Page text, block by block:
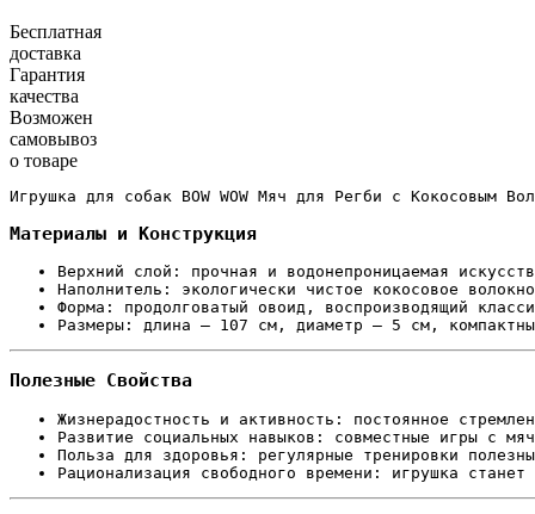
Бесплатная
доставка
Гарантия
качества
Возможен
самовывоз
о товаре
Игрушка для собак BOW WOW Мяч для Регби с Кокосовым
Материалы и Конструкция
Верхний слой: прочная и водонепроницаемая
Наполнитель: экологически чистое кокосовое
Форма: продолговатый овоид, воспроизводящий
Размеры: длина — 107 см, диаметр — 5 см,
Полезные Свойства
Жизнерадостность и активность: постоянное
Развитие социальных навыков: совместные игры с
Польза для здоровья: регулярные тренировки
Рационализация свободного времени: игрушка